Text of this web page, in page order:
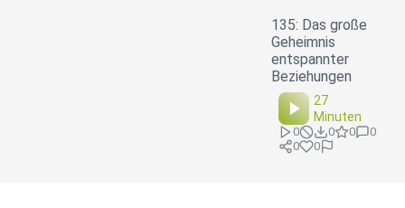
135: Das große
Geheimnis
entspannter
Beziehungen
27
Minuten
0 0 0
0
0
0